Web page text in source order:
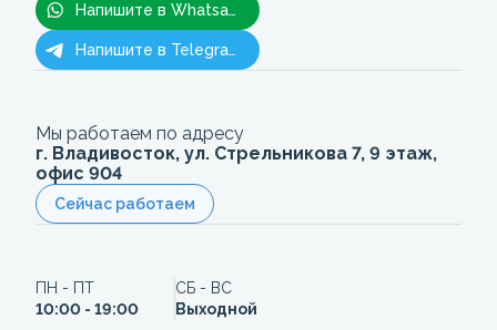
Напишите в Whatsapp
Напишите в Telegram
Мы работаем по адресу
г. Владивосток, ул. Стрельникова 7, 9 этаж,
офис 904
Сейчас работаем
ПН - ПТ
10:00 - 19:00
СБ - ВС
Выходной